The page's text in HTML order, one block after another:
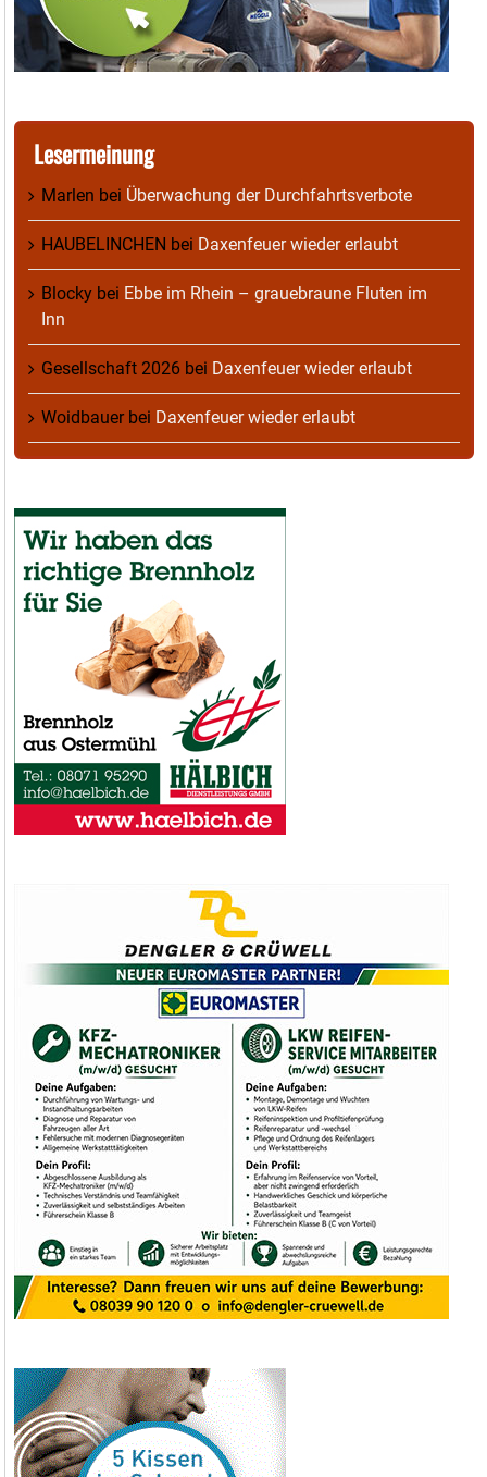
Lesermeinung
Marlen bei Überwachung der Durchfahrtsverbote
HAUBELINCHEN bei Daxenfeuer wieder erlaubt
Blocky bei Ebbe im Rhein – grauebraune Fluten im
Inn
Gesellschaft 2026 bei Daxenfeuer wieder erlaubt
Woidbauerbei Daxenfeuer wieder erlaubt